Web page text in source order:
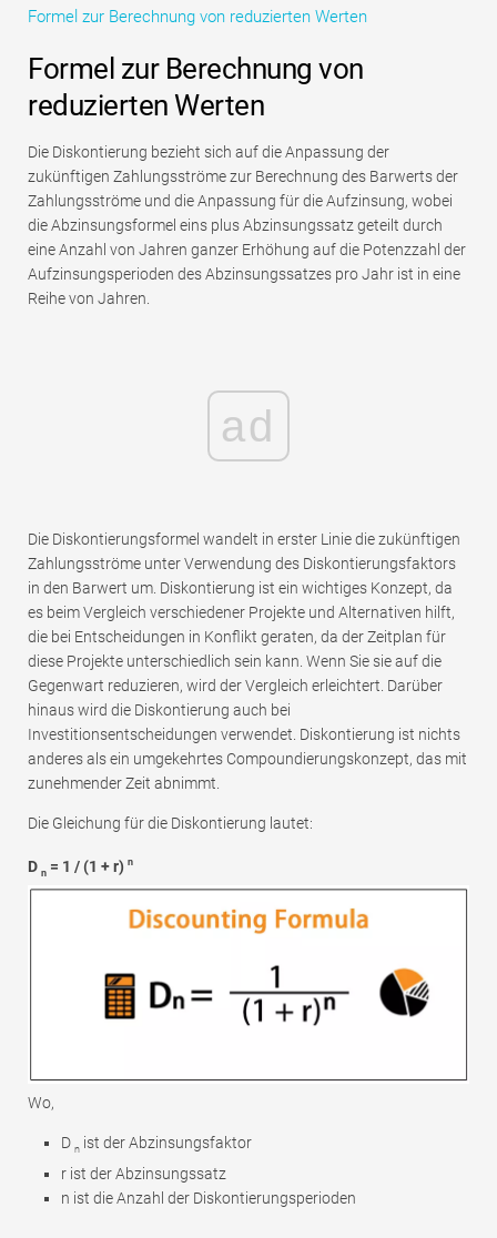
Tutorials zur Finanzmodellierung
Vollständige Form
Risikomanagement-Tutorials
Formel zur Berechnung von reduzierten Werten
Formel zur Berechnung von
reduzierten Werten
Die Diskontierung bezieht sich auf die Anpassung der
zukünftigen Zahlungsströme zur Berechnung des Barwerts der
Zahlungsströme und die Anpassung für die Aufzinsung, wobei
die Abzinsungsformel eins plus Abzinsungssatz geteilt durch
eine Anzahl von Jahren ganzer Erhöhung auf die Potenzzahl der
Aufzinsungsperioden des Abzinsungssatzes pro Jahr ist in eine
Reihe von Jahren.
ad
Die Diskontierungsformel wandelt in erster Linie die zukünftigen
Zahlungsströme unter Verwendung des Diskontierungsfaktors
in den Barwert um. Diskontierung ist ein wichtiges Konzept, da
es beim Vergleich verschiedener Projekte und Alternativen hilft,
die bei Entscheidungen in Konflikt geraten, da der Zeitplan für
diese Projekte unterschiedlich sein kann. Wenn Sie sie auf die
Gegenwart reduzieren, wird der Vergleich erleichtert. Darüber
hinaus wird die Diskontierung auch bei
Investitionsentscheidungen verwendet. Diskontierung ist nichts
anderes als ein umgekehrtes Compoundierungskonzept, das mit
zunehmender Zeit abnimmt.
Die Gleichung für die Diskontierung lautet:
D n = 1 / (1 + r) n
Wo,
D n ist der Abzinsungsfaktor
r ist der Abzinsungssatz
n ist die Anzahl der Diskontierungsperioden